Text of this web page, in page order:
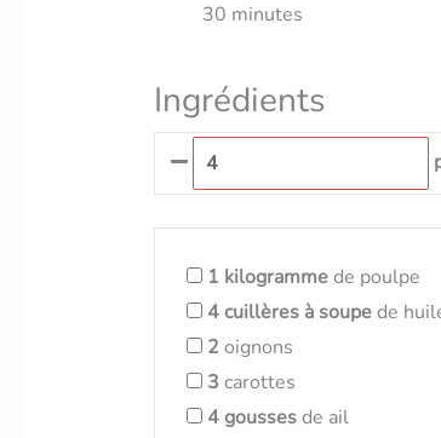
30 minutes
Ingrédients
1 kilogrammede poulpe
4cuillères à soupede
2oignons
3 carottes
4goussesde ail